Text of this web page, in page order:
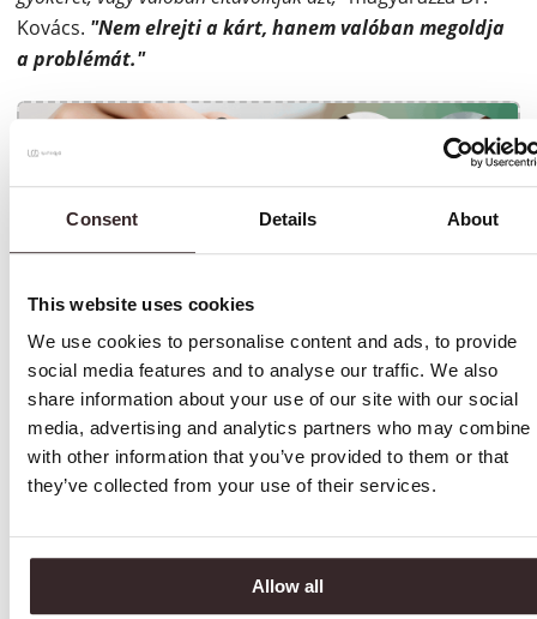
Consent Details About
This website uses cookies
We use cookies to personalise content and ads, to provide
social media features and to analyse our traffic. We also
share information about your use of our site with our social
media, advertising and analytics partners who may combine
with other information that you’ve provided to them or that
they’ve collected from your use of their services.
Allow all
Kovács. "Nem elrejti a kárt, hanem valóban megoldja
a problémát."
Miért bukik el a legtöbb kezelés (és
miért nem ez)